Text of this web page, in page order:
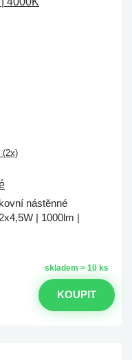
(2x)
nástěnné
| 1000lm |
skladem > 10 ks
KOUPIT